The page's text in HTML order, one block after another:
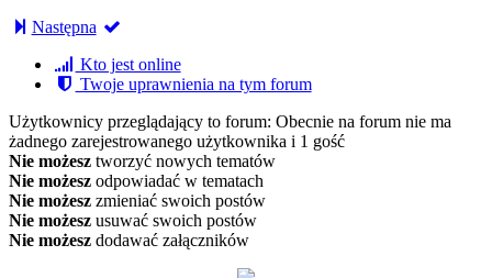
Następna
Kto jest online
Twoje uprawnienia na tym forum
Użytkownicy przeglądający to forum: Obecnie na forum nie ma
żadnego zarejestrowanego użytkownika i 1 gość
Nie możesz tworzyć nowych tematów
Nie możesz odpowiadać w tematach
Nie możesz zmieniać swoich postów
Nie możesz usuwać swoich postów
Nie możesz dodawać załączników